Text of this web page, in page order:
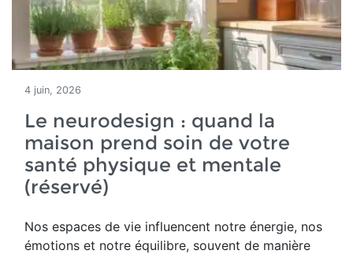
4 juin, 2026
Le neurodesign : quand la
maison prend soin de votre
santé physique et mentale
(réservé)
Nos espaces de vie influencent notre énergie, nos
émotions et notre équilibre, souvent de manière